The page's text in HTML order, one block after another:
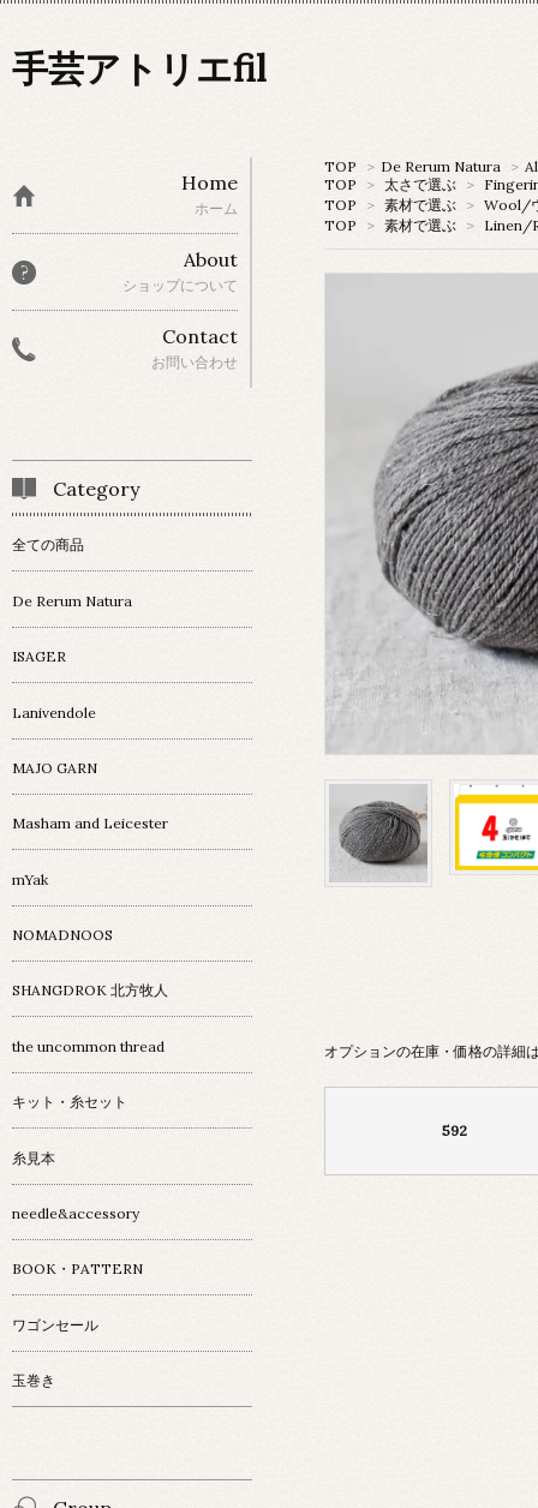
手芸アトリエfil
TOP > De Rerum Natura >
TOP
> 太さで選ぶ >
TOP
> 素材で選ぶ > Wool/
TOP
> 素材で選ぶ > Linen/
オプションの在庫・価格の詳細
592
Home
ホーム
About
ショップについて
Contact
お問い合わせ
Category
全ての商品
De Rerum Natura
ISAGER
Lanivendole
MAJO GARN
Masham and Leicester
mYak
NOMADNOOS
SHANGDROK 北方牧人
the uncommon thread
キット・糸セット
糸見本
needle&accessory
BOOK・PATTERN
ワゴンセール
玉巻き